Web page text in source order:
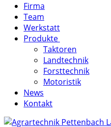
Firma
Team
Werkstatt
Produkte
Taktoren
Landtechnik
Forsttechnik
Motoristik
News
Kontakt